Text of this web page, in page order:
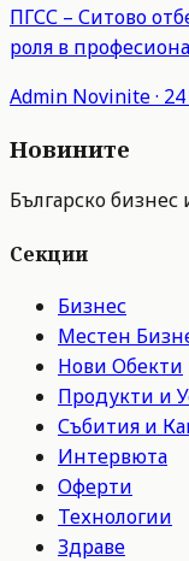
ПГСС – Ситово
роля в
Admin Novinite·
Новините
Българско
Секции
Бизнес
Местен
Нови Обекти
Продукти и
Събития и
Интервюта
Оферти
Технологии
Здраве